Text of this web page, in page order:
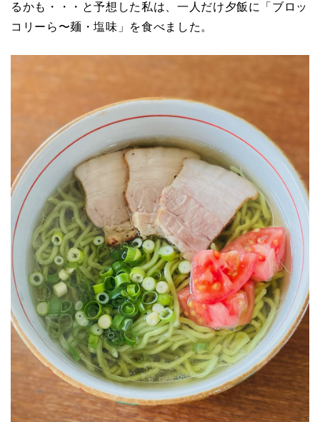
るかも・・・と予想した私は、一人だけ夕飯に「ブロッ
コリーら〜麺・塩味」を食べました。